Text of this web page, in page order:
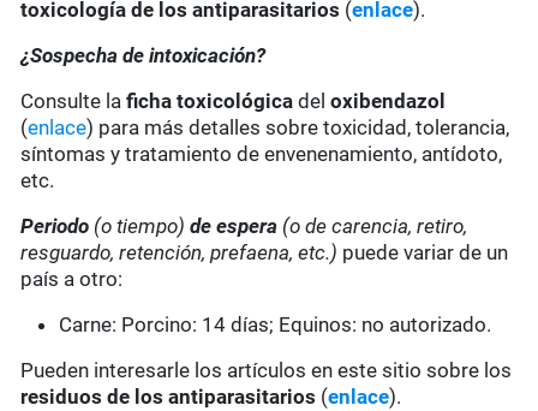
toxicología de los antiparasitarios (enlace).
¿Sospecha de intoxicación?
Consulte laficha toxicológica del oxibendazol
(enlace) para más detalles sobre toxicidad, tolerancia,
síntomas y tratamiento de envenenamiento, antídoto,
etc.
Periodo (o tiempo) de espera (o de carencia, retiro,
resguardo, retención, prefaena, etc.) puede variar de un
país a otro:
Carne: Porcino: 14 días; Equinos: no autorizado.
Pueden interesarle los artículos en este sitio sobre los
residuos de los antiparasitarios (enlace).